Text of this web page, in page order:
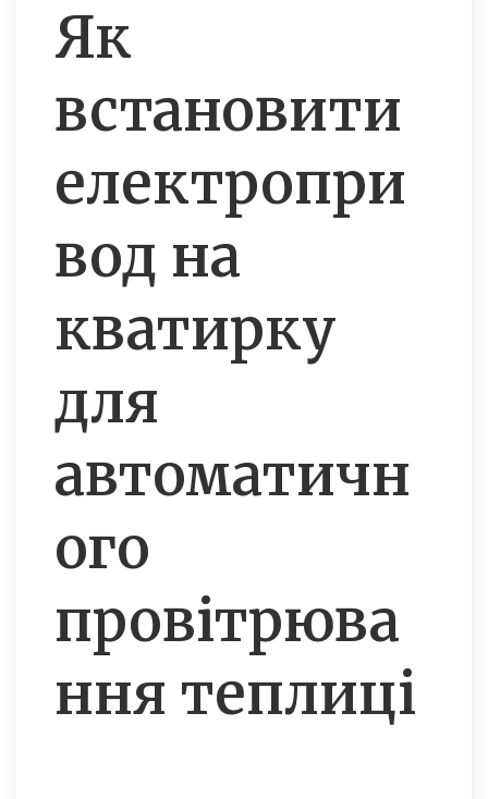
Як
встановити
електропри
вод на
кватирку
для
автоматичн
ого
провітрюва
ння теплиці